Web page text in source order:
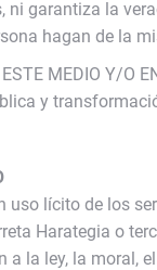
ni garantiza la
hagan de la
MEDIO Y/O
y
lícito de los
Harategia o
a la ley, la